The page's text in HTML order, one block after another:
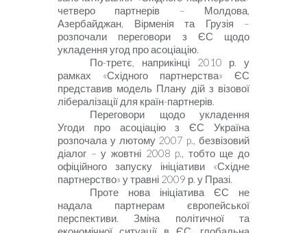
четверо партнерів –
Молдова,
Азербайджан, Вірменія та Грузія –
розпочали переговори з ЄС щодо
укладення угод про асоціацію.
По-третє, наприкінці 2010 р. у
рамках «Східного партнерства» ЄС
представив модель Плану дій з візової
лібералізації для країн-партнерів.
Переговори щодо укладення
Угоди про асоціацію з ЄС Україна
розпочала у лютому 2007 p., безвізовий
діалог – у жовтні 2008 p., тобто ще до
офіційного запуску ініціативи «Східне
партнерство» у травні 2009 р. у Празі.
Проте нова ініціатива ЄС не
надала партнерам європейської
перспективи. Зміна політичної та